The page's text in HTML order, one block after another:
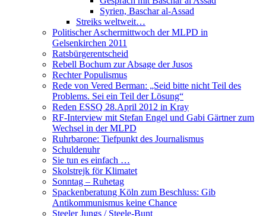
Syrien, Baschar al-Assad
Streiks weltweit…
Politischer Aschermittwoch der MLPD in
Gelsenkirchen 2011
Ratsbürgerentscheid
Rebell Bochum zur Absage der Jusos
Rechter Populismus
Rede von Vered Berman: „Seid bitte nicht Teil des
Problems. Sei ein Teil der Lösung“
Reden ESSQ 28.April 2012 in Kray
RF-Interview mit Stefan Engel und Gabi Gärtner zum
Wechsel in der MLPD
Ruhrbarone: Tiefpunkt des Journalismus
Schuldenuhr
Sie tun es einfach …
Skolstrejk för Klimatet
Sonntag – Ruhetag
Spackenberatung Köln zum Beschluss: Gib
Antikommunismus keine Chance
Steeler Jungs / Steele-Bunt